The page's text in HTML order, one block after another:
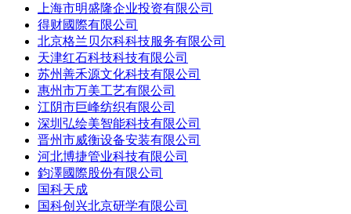
上海市明盛隆企业投资有限公司
得财國際有限公司
北京格兰贝尔科科技服务有限公司
天津红石科技科技有限公司
苏州善禾源文化科技有限公司
惠州市万美工艺有限公司
江阴市巨峰纺织有限公司
深圳弘绘美智能科技有限公司
晋州市威衡设备安装有限公司
河北博捷管业科技有限公司
鈞澤國際股份有限公司
国科天成
国科创兴北京研学有限公司